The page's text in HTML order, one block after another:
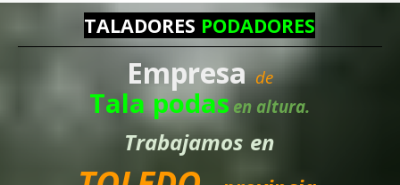
TALADORES PODADORES
Empresa de
Tala podas en altura.
Trabajamos en